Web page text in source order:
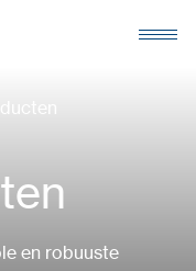
en robuuste